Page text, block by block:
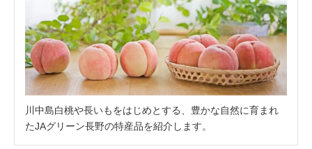
川中島白桃や長いもをはじめとする、豊かな自然に育まれ
たJAグリーン長野の特産品を紹介します。